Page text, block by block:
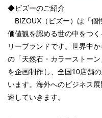
◆ビズーのご紹介
BIZOUX（ビズー）は「個
価値観を認める世の中をつ
リーブランドです。世界中
の「天然石・カラーストー
を企画制作し、全国10店舗
います。海外へのビジネス
速していきます。